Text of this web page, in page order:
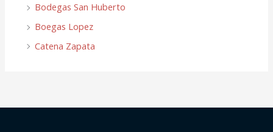
Bodegas San Huberto
Boegas Lopez
Catena Zapata